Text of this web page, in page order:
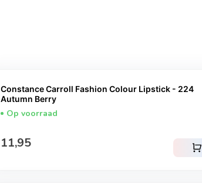
Constance Carroll Fashion Colour Lipstick - 224
Autumn Berry
Op voorraad
Normale prijs
11,95 shopping_cart